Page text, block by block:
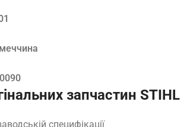
запчастин STIHL
специфікації